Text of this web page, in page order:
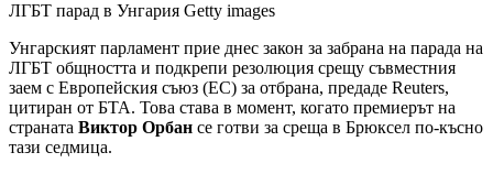
ЛГБТ парад в Унгария Getty images
Унгарският парламент прие днес закон за забрана на парада на
ЛГБТ общността и подкрепи резолюция срещу съвместния
заем с Европейския съюз (ЕС) за отбрана, предаде Reuters,
цитиран от БТА. Това става в момент, когато премиерът на
страната Виктор Орбан се готви за среща в Брюксел по-късно
тази седмица.